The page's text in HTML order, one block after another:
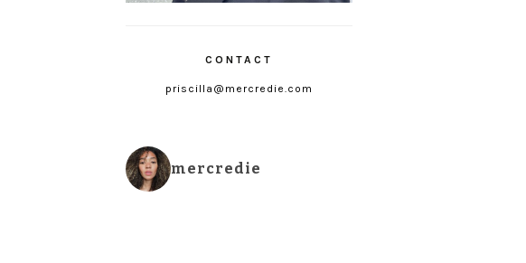
CONTACT
priscilla@mercredie.com
mercredie